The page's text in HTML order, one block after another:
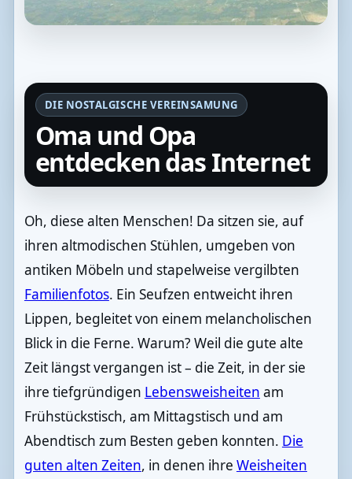
DIE NOSTALGISCHE VEREINSAMUNG
Oma und Opa
entdecken das Internet
Oh, diese alten Menschen! Da sitzen sie, auf
ihren altmodischen Stühlen, umgeben von
antiken Möbeln und stapelweise vergilbten
Familienfotos. Ein Seufzen entweicht ihren
Lippen, begleitet von einem melancholischen
Blick in die Ferne. Warum? Weil die gute alte
Zeit längst vergangen ist – die Zeit, in der sie
ihre tiefgründigen Lebensweisheiten am
Frühstückstisch, am Mittagstisch und am
Abendtisch zum Besten geben konnten. Die
guten alten Zeiten, in denen ihre Weisheiten